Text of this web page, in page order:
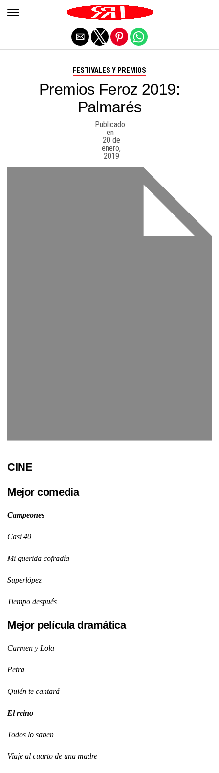
FESTIVALES Y PREMIOS
Premios Feroz 2019:
Palmarés
Publicado
en
20 de
enero,
2019
CINE
Mejor comedia
Campeones
Casi 40
Mi querida cofradía
Superlópez
Tiempo después
Mejor película dramática
Carmen y Lola
Petra
Quién te cantará
El reino
Todos lo saben
Viaje al cuarto de una madre
Salir de la versión móvil